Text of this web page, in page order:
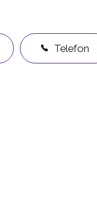
Telefon